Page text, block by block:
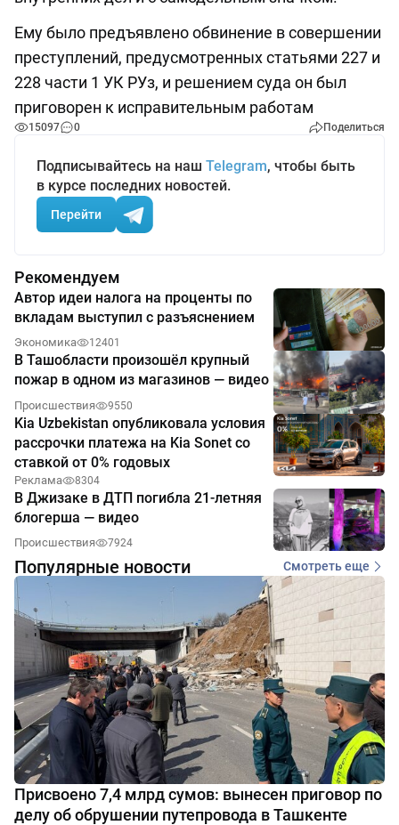
Ему было предъявлено обвинение в совершении
преступлений, предусмотренных статьями 227 и
228 части 1 УК РУз, и решением суда он был
приговорен к исправительным работам
15097 0 Поделиться
Подписывайтесь на наш Telegram, чтобы быть
в курсе последних новостей.
Перейти
Рекомендуем
Автор идеи налога на проценты по
вкладам выступил с разъяснением
Экономика 12401
В Ташобласти произошёл крупный
пожар в одном из магазинов — видео
Происшествия 9550
Kia Uzbekistan опубликовала условия
рассрочки платежа на Kia Sonet со
ставкой от 0% годовых
Реклама 8304
В Джизаке в ДТП погибла 21-летняя
блогерша — видео
Происшествия 7924
Популярные новости Смотреть еще
Присвоено 7,4 млрд сумов: вынесен приговор по
делу об обрушении путепровода в Ташкенте